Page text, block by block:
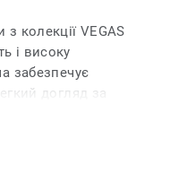
колекції VEGAS
і високу
забезпечує
догляд за
дизайнів